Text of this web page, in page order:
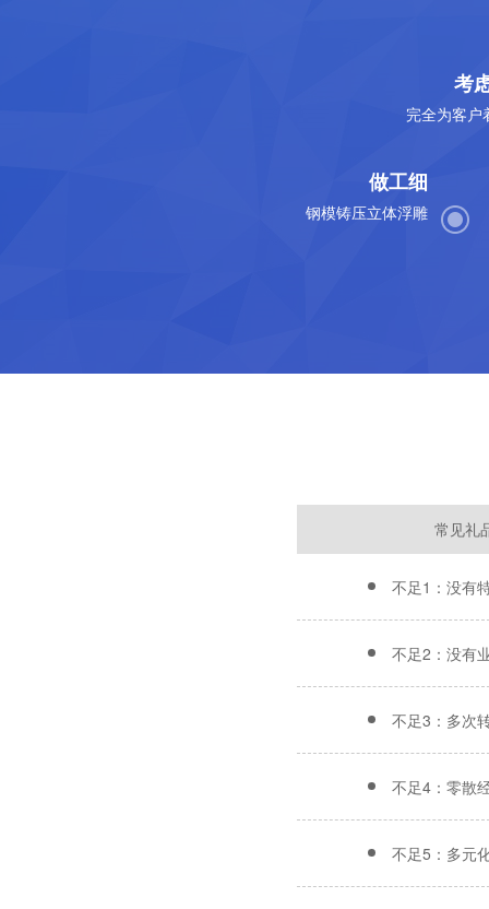
考
完全为客户
做工细
钢模铸压立体浮雕
常见礼
不足1：没有
不足2：没有
不足3：多次
不足4：零散
不足5：多元